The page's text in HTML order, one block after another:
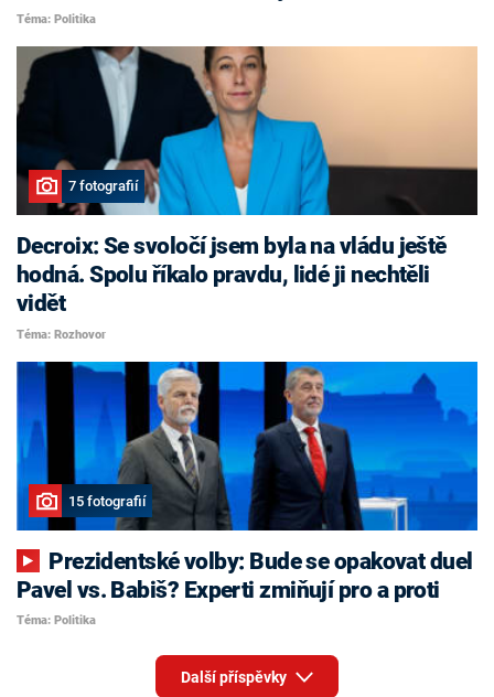
Téma: Politika
7 fotografií
Decroix: Se svoločí jsem byla na vládu ještě
hodná. Spolu říkalo pravdu, lidé ji nechtěli
vidět
Téma: Rozhovor
15 fotografií
Pavel vs. Babiš? Experti zmiňují pro a proti
Téma: Politika
Další příspěvky